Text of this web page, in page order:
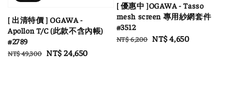
[ 出清特價 ] OGAWA -
Apollon T/C (此款不含內帳)
#2789
Regular
NT$ 49,300 Sale
NT$ 24,650
[ 優惠中 ]OGAWA - Tasso
mesh screen 專用紗網套件
#3512
Regular
NT$ 6,200 Sale
NT$ 4,650